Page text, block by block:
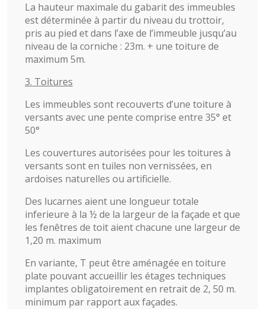
La hauteur maximale du gabarit des immeubles
est déterminée à partir du niveau du trottoir,
pris au pied et dans l’axe de l’immeuble jusqu’au
niveau de la corniche : 23m. + une toiture de
maximum 5m.
3. Toitures
Les immeubles sont recouverts d’une toiture à
versants avec une pente comprise entre 35° et
50°
Les couvertures autorisées pour les toitures à
versants sont en tuiles non vernissées, en
ardoises naturelles ou artificielle.
Des lucarnes aient une longueur totale
inferieure à la ½ de la largeur de la façade et que
les fenêtres de toit aient chacune une largeur de
1,20 m. maximum
En variante, T peut être aménagée en toiture
plate pouvant accueillir les étages techniques
implantes obligatoirement en retrait de 2, 50 m.
minimum par rapport aux façades.